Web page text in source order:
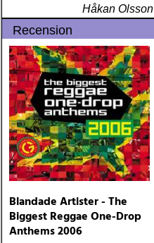
Håkan Olsson
Recension
Blandade Artister - The
Biggest Reggae One-Drop
Anthems 2006